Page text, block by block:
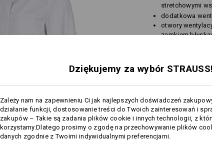
stretchowymi
dodatkowa
otwory
zamkiem
klimatyczny,
zamek
łatwo
kieszeń na
Materiał wierzchni 75
(ok. 230 g/m²)
Wskazówki
Prać w pralce w
Dziękujemy za wybór STRAUSS!
Zależy nam na zapewnieniu Ci jak najlepszych doświadczeń
działanie funkcji, dostosowanie treści do Twoich zainteresowań i
zakupów – Takie są zadania plików cookie i innych technologii, z
korzystamy.Dlatego prosimy o zgodę na przechowywanie plików
danych zgodnie z Twoimi indywidualnymi preferencjami.